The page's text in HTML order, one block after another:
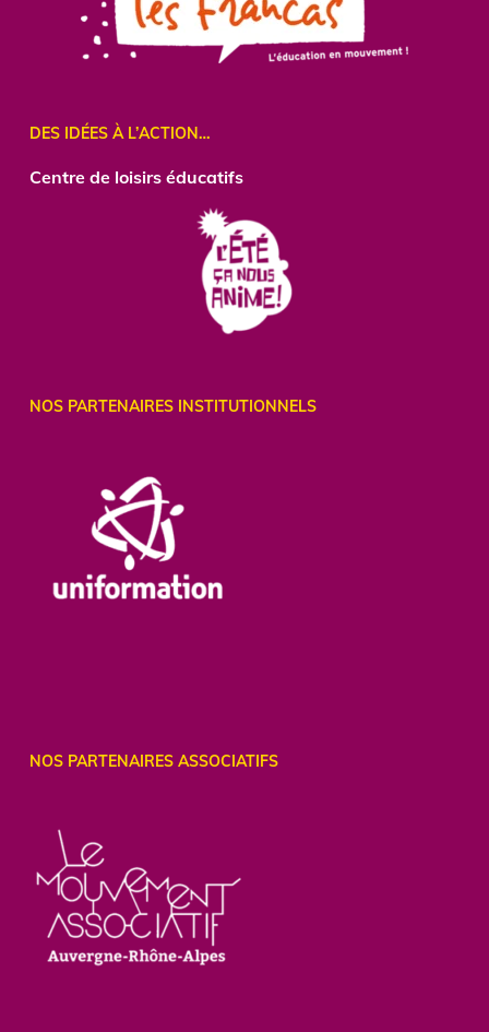
DES IDÉES À L’ACTION…
Centrede loisirs éducatifs
NOS PARTENAIRES INSTITUTIONNELS
NOS PARTENAIRES ASSOCIATIFS